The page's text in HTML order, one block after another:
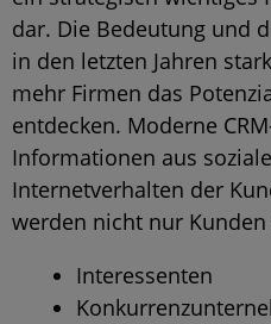
dar. Die Bedeutung und
in den letzten Jahren
mehr Firmen das
entdecken. Moderne
Informationen aus
Internetverhalten der
werden nicht nur
Interessenten